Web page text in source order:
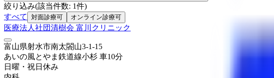
絞り込み(該当件数: 1件)
すべて
対面診療可 オンライン診療可
医療法人社団清樹会 富川クリニック
富山県射水市南太閤山3-1-15
あいの風とやま鉄道線小杉 車10分
日曜・祝日 休み